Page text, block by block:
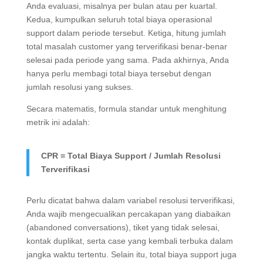
Anda evaluasi, misalnya per bulan atau per kuartal.
Kedua, kumpulkan seluruh total biaya operasional
support dalam periode tersebut. Ketiga, hitung jumlah
total masalah customer yang terverifikasi benar-benar
selesai pada periode yang sama. Pada akhirnya, Anda
hanya perlu membagi total biaya tersebut dengan
jumlah resolusi yang sukses.
Secara matematis, formula standar untuk menghitung
metrik ini adalah:
CPR = Total Biaya Support / Jumlah Resolusi
Terverifikasi
Perlu dicatat bahwa dalam variabel resolusi terverifikasi,
Anda wajib mengecualikan percakapan yang diabaikan
(abandoned conversations), tiket yang tidak selesai,
kontak duplikat, serta case yang kembali terbuka dalam
jangka waktu tertentu. Selain itu, total biaya support juga